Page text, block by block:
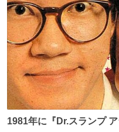
数
1981年に『Dr.スランプ